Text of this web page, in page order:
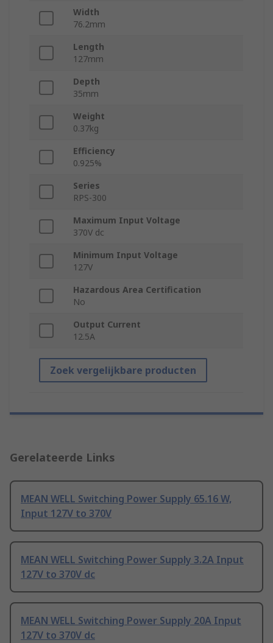
Width
76.2mm
Length
127mm
Depth
35mm
Weight
0.37kg
Efficiency
0.925%
Series
RPS-300
Maximum Input Voltage
370V dc
Minimum Input Voltage
127V
Hazardous Area Certification
No
Output Current
12.5A
Zoek vergelijkbare producten
Gerelateerde Links
MEAN WELL Switching Power Supply 65.16 W,
Input 127V to 370V
MEAN WELL Switching Power Supply 3.2A Input
127V to 370V dc
MEAN WELL Switching Power Supply 20A Input
127V to 370V dc